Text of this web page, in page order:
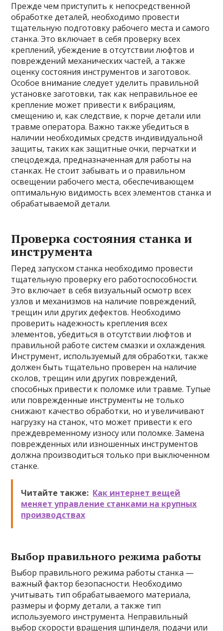
Прежде чем приступить к непосредственной
обработке деталей, необходимо провести
тщательную подготовку рабочего места и самого
станка. Это включает в себя проверку всех
креплений, убеждение в отсутствии люфтов и
повреждений механических частей, а также
оценку состояния инструментов и заготовок.
Особое внимание следует уделить правильной
установке заготовки, так как неправильное ее
крепление может привести к вибрациям,
смещению и, как следствие, к порче детали или
травме оператора. Важно также убедиться в
наличии необходимых средств индивидуальной
защиты, таких как защитные очки, перчатки и
спецодежда, предназначенная для работы на
станках. Не стоит забывать и о правильном
освещении рабочего места, обеспечивающем
оптимальную видимость всех элементов станка и
обрабатываемой детали.
Проверка состояния станка и
инструмента
Перед запуском станка необходимо провести
тщательную проверку его работоспособности.
Это включает в себя визуальный осмотр всех
узлов и механизмов на наличие повреждений,
трещин или других дефектов. Необходимо
проверить надежность крепления всех
элементов, убедиться в отсутствии люфтов и
правильной работе систем смазки и охлаждения.
Инструмент, используемый для обработки, также
должен быть тщательно проверен на наличие
сколов, трещин или других повреждений,
способных привести к поломке или травме. Тупые
или поврежденные инструменты не только
снижают качество обработки, но и увеличивают
нагрузку на станок, что может привести к его
преждевременному износу или поломке. Замена
поврежденных или изношенных инструментов
должна производиться только при выключенном
станке.
Читайте также: Как интернет вещей
меняет управление станками на крупных
производствах
Выбор правильного режима работы
Выбор правильного режима работы станка —
важный фактор безопасности. Необходимо
учитывать тип обрабатываемого материала,
размеры и форму детали, а также тип
используемого инструмента. Неправильный
выбор скорости вращения шпинделя, подачи или